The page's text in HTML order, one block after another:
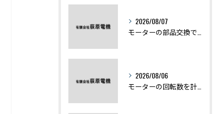
2026/08/07
2026/08/06